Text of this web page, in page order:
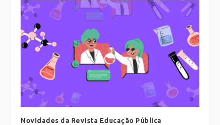
Novidades da Revista Educação Pública